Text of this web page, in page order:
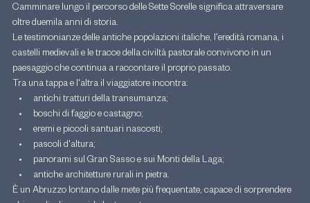
Camminare lungo il percorso delle Sette Sorelle significa attraversare
oltre duemila anni di storia.
Le testimonianze delle antiche popolazioni italiche, l'eredità romana, i
castelli medievali e le tracce della civiltà pastorale convivono in un
paesaggio che continua a raccontare il proprio passato.
Tra una tappa e l'altra il viaggiatore incontra:
antichi tratturi della transumanza;
boschi di faggio e castagno;
eremi e piccoli santuari nascosti;
pascoli d'altura;
panorami sul Gran Sasso e sui Monti della Laga;
antiche architetture rurali in pietra.
È un Abruzzo lontano dalle mete più frequentate, capace di sorprendere